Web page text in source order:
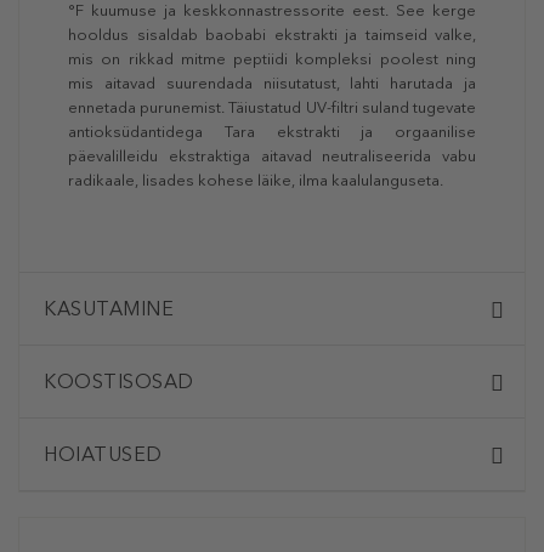
°F kuumuse ja keskkonnastressorite eest. See kerge
hooldus sisaldab baobabi ekstrakti ja taimseid valke,
mis on rikkad mitme peptiidi kompleksi poolest ning
mis aitavad suurendada niisutatust, lahti harutada ja
ennetada purunemist. Täiustatud UV-filtri suland tugevate
antioksüdantidega Tara ekstrakti ja orgaanilise
päevalilleidu ekstraktiga aitavad neutraliseerida vabu
radikaale, lisades kohese läike, ilma kaalulanguseta.
KASUTAMINE
KOOSTISOSAD
HOIATUSED